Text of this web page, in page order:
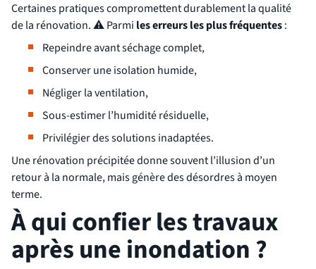
Certaines pratiques compromettent durablement la qualité
de la rénovation.⚠Parmi les erreurs les plus fréquentes:
Repeindre avant séchage complet,
Conserver une isolation humide,
Négliger la ventilation,
Sous-estimer l’humidité résiduelle,
Privilégier des solutions inadaptées.
Une rénovation précipitée donne souvent l’illusion d’un
retour à la normale, mais génère des désordres à moyen
terme.
À qui confier les travaux
après une inondation ?